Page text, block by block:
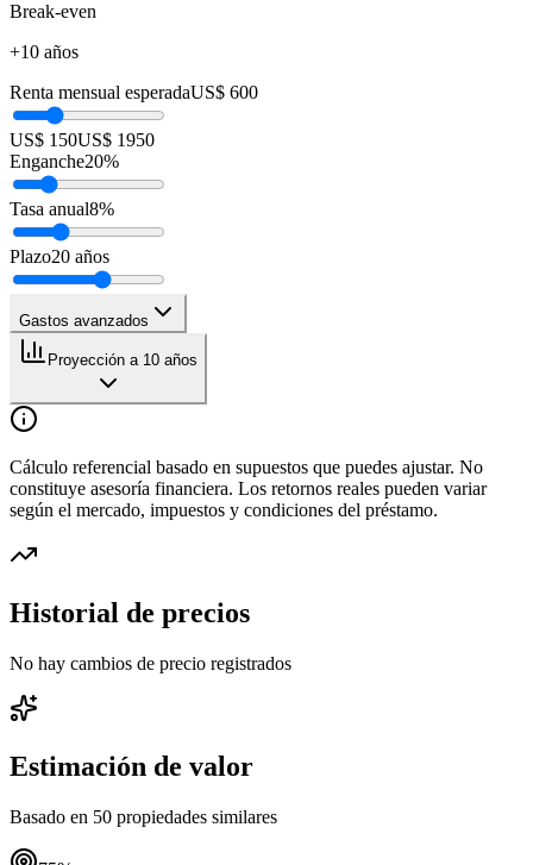
Break-even
+10 años
Renta mensual esperadaUS$ 600
US$ 150US$ 1950
Enganche20%
Tasa anual8%
Plazo20 años
Gastos avanzados
Proyección a 10 años
Cálculo referencial basado en supuestos que puedes ajustar. No
constituye asesoría financiera. Los retornos reales pueden variar
según el mercado, impuestos y condiciones del préstamo.
Historial de precios
No hay cambios de precio registrados
Estimación de valor
Basado en 50 propiedades similares